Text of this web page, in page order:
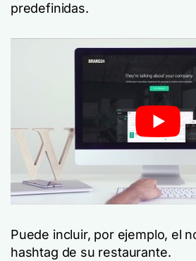
predefinidas.
Puede incluir, por ejemplo, el
hashtag de su restaurante.